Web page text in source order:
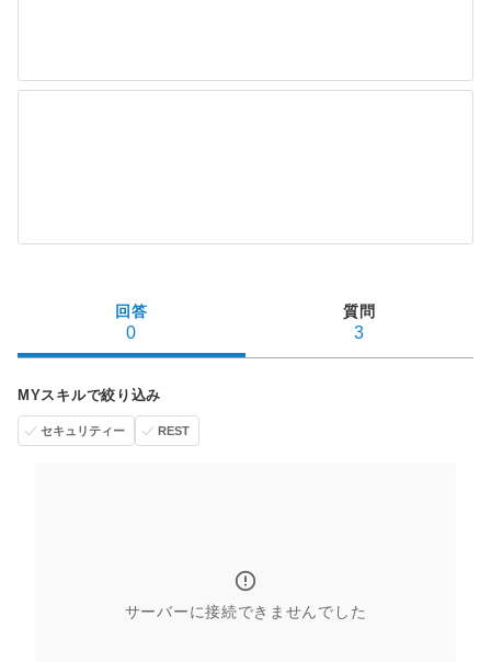
回答
0
質問
3
MYスキルで絞り込み
セキュリティー REST
サーバーに接続できませんでした